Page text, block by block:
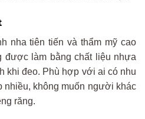
nha tiên tiến và thẩm mỹ cao
được làm bằng chất liệu nhựa
khi đeo. Phù hợp với ai có nhu
nhiều, không muốn người khác
răng.